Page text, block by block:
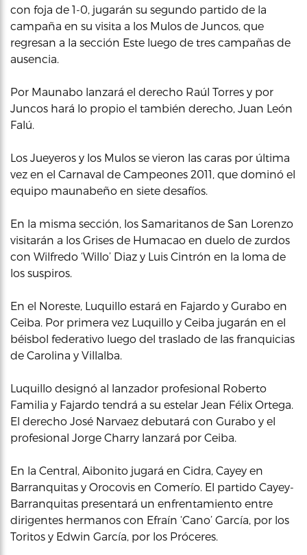
con foja de 1-0, jugarán su segundo partido de la
campaña en su visita a los Mulos de Juncos, que
regresan a la sección Este luego de tres campañas de
ausencia.
Por Maunabo lanzará el derecho Raúl Torres y por
Juncos hará lo propio el también derecho, Juan León
Falú.
Los Jueyeros y los Mulos se vieron las caras por última
vez en el Carnaval de Campeones 2011, que dominó el
equipo maunabeño en siete desafíos.
En la misma sección, los Samaritanos de San Lorenzo
visitarán a los Grises de Humacao en duelo de zurdos
con Wilfredo ‘Willo’ Diaz y Luis Cintrón en la loma de
los suspiros.
En el Noreste, Luquillo estará en Fajardo y Gurabo en
Ceiba. Por primera vez Luquillo y Ceiba jugarán en el
béisbol federativo luego del traslado de las franquicias
de Carolina y Villalba.
Luquillo designó al lanzador profesional Roberto
Familia y Fajardo tendrá a su estelar Jean Félix Ortega.
El derecho José Narvaez debutará con Gurabo y el
profesional Jorge Charry lanzará por Ceiba.
En la Central, Aibonito jugará en Cidra, Cayey en
Barranquitas y Orocovis en Comerío. El partido Cayey-
Barranquitas presentará un enfrentamiento entre
dirigentes hermanos con Efraín ‘Cano’ García, por los
Toritos y Edwin García, por los Próceres.